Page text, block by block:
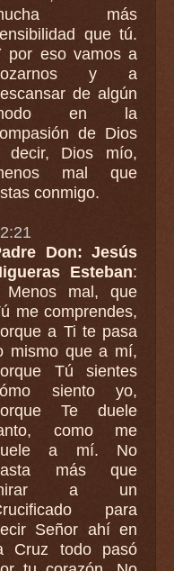
más
que tú.
por eso vamos a
y a
de algún
en la
de Dios
Dios mío,
mal que
conmigo.
Don: Jesús
Esteban:
mal, que
me comprendes,
a Ti te pasa
mismo que a mí,
Tú sientes
siento yo,
Te duele
como me
a mí. No
más que
a un
para
Señor ahí en
Cruz todo pasó